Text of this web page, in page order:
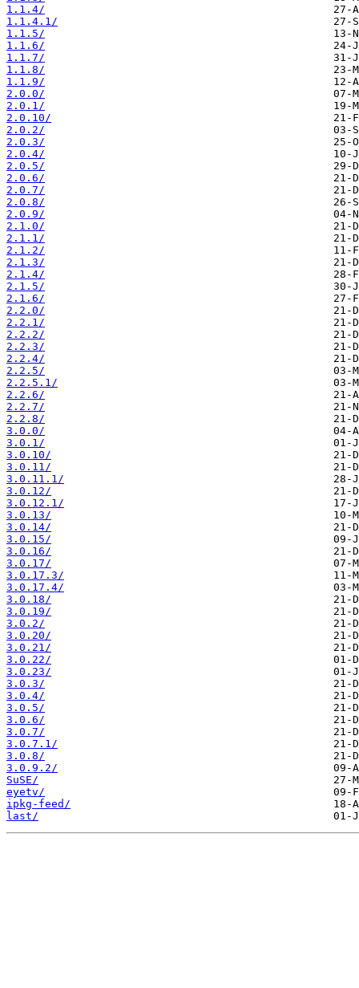
1.1.4/
1.1.4.1/
1.1.5/
1.1.6/
1.1.7/
1.1.8/
1.1.9/
2.0.0/
2.0.1/
2.0.10/
2.0.2/
2.0.3/
2.0.4/
2.0.5/
2.0.6/
2.0.7/
2.0.8/
2.0.9/
2.1.0/
2.1.1/
2.1.2/
2.1.3/
2.1.4/
2.1.5/
2.1.6/
2.2.0/
2.2.1/
2.2.2/
2.2.3/
2.2.4/
2.2.5/
2.2.5.1/
2.2.6/
2.2.7/
2.2.8/
3.0.0/
3.0.1/
3.0.10/
3.0.11/
3.0.11.1/
3.0.12/
3.0.12.1/
3.0.13/
3.0.14/
3.0.15/
3.0.16/
3.0.17/
3.0.17.3/
3.0.17.4/
3.0.18/
3.0.19/
3.0.2/
3.0.20/
3.0.21/
3.0.22/
3.0.23/
3.0.3/
3.0.4/
3.0.5/
3.0.6/
3.0.7/
3.0.7.1/
3.0.8/
3.0.9.2/
SuSE/
eyetv/
ipkg-feed/
last/